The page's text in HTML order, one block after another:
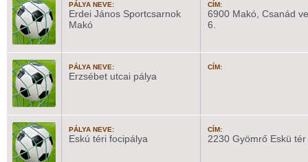
PÁLYA NEVE:
Erdei János Sportcsarnok
Makó
CÍM:
6900 Makó, Csanád
6.
PÁLYA NEVE:
Erzsébet utcai pálya
CÍM:
PÁLYA NEVE:
Eskú téri focipálya
CÍM:
2230 Gyömrő Eskü tér